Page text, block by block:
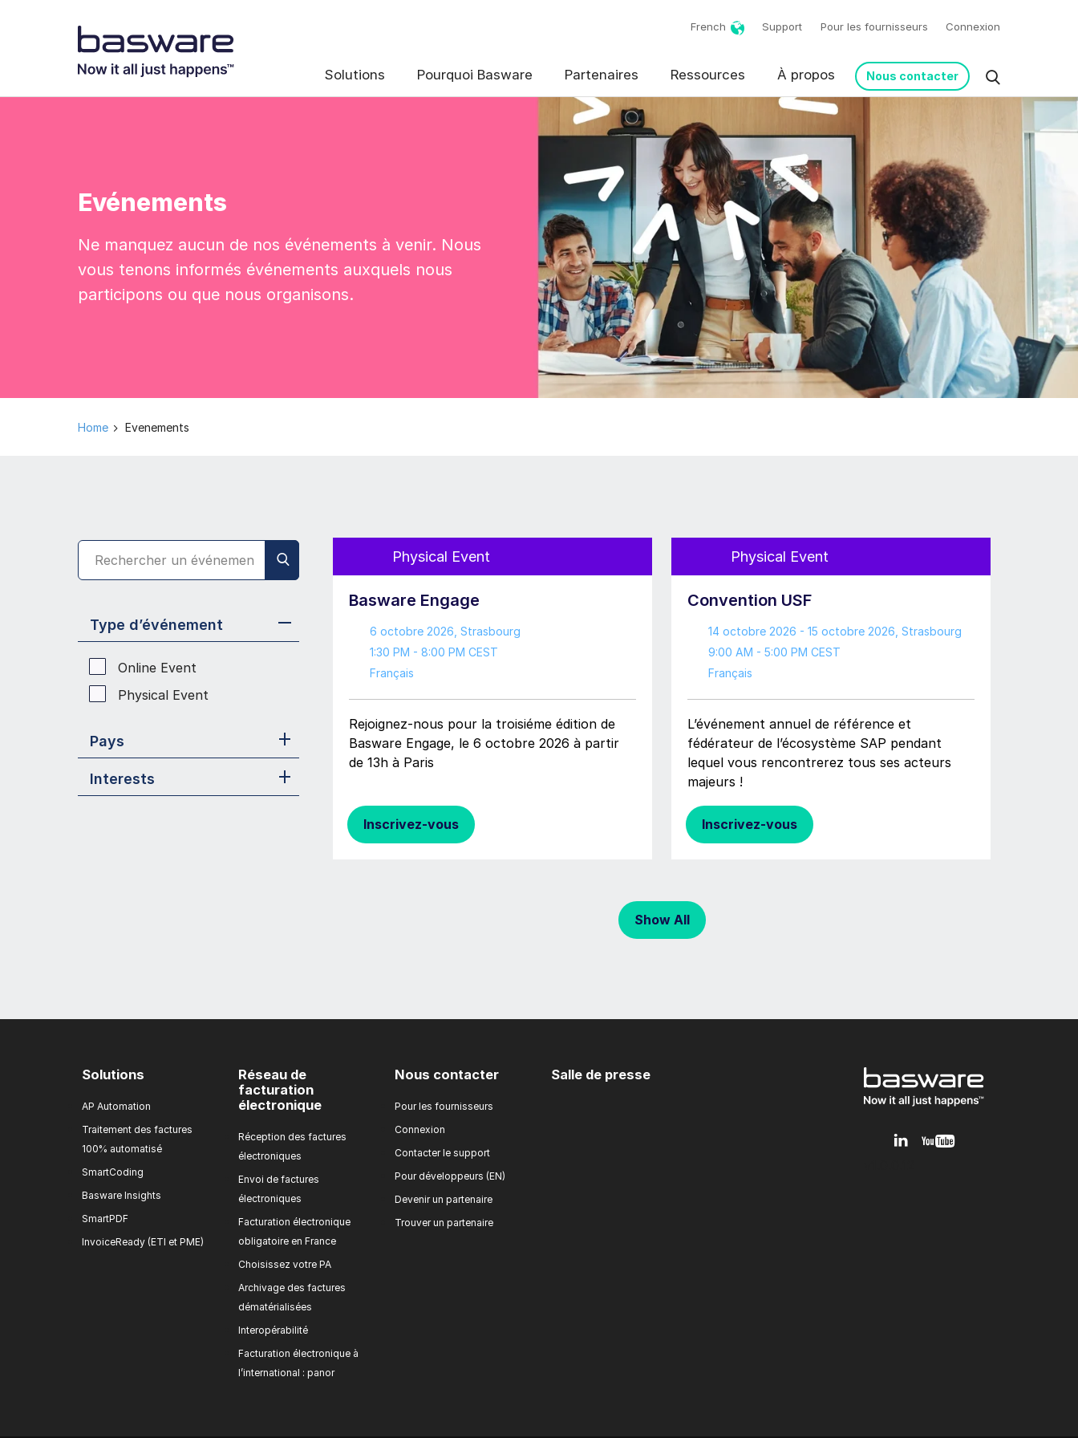
French Support Pour les fournisseurs Connexion
Solutions Pourquoi Basware Partenaires Ressources À propos Nous contacter
Evénements
Ne manquez aucun de nos événements à venir. Nous
vous tenons informés événements auxquels nous
participons ou que nous organisons.
Home Evenements
Type d’événement
Online Event
Physical Event
Pays
Interests
Physical Event
Basware Engage
6 octobre 2026 , Strasbourg
1:30 PM - 8:00 PM CEST
Français
Rejoignez-nous pour la troisiéme édition de
Basware Engage, le 6 octobre 2026 à partir
de 13h à Paris
Inscrivez-vous
Physical Event
Convention USF
14 octobre 2026 - 15 octobre 2026 , Strasbourg
9:00 AM - 5:00 PM CEST
Français
L’événement annuel de référence et
fédérateur de l’écosystème SAP pendant
lequel vous rencontrerez tous ses acteurs
majeurs !
Inscrivez-vous
Show All
Solutions
AP Automation
Traitement des factures
100% automatisé
SmartCoding
Basware Insights
SmartPDF
InvoiceReady (ETI et PME)
Réseau de
facturation
électronique
Réception des factures
électroniques
Envoi de factures
électroniques
Facturation électronique
obligatoire en France
Choisissez votre PA
Archivage des factures
dématérialisées
Interopérabilité
Facturation électronique à
l’international : panor
Nous contacter
Pour les fournisseurs
Connexion
Contacter le support
Pour développeurs (EN)
Devenir un partenaire
Trouver un partenaire
Salle de presse